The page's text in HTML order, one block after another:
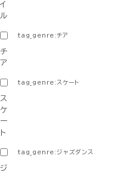
イ
ル
tag_genre:チア
チ
ア
tag_genre:スケート
ス
ケ
ー
ト
tag_genre:ジャズダンス
ジ